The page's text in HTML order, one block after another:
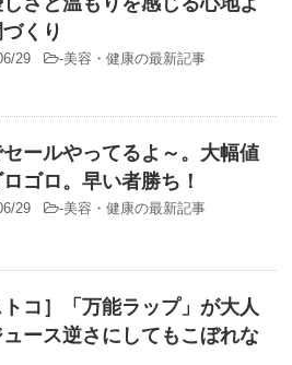
くり
29 -美容・健康の最新記事
ールやってるよ～。大幅値
ゴロ。早い者勝ち！
29 -美容・健康の最新記事
トコ］「万能ラップ」が大人
ース逆さにしてもこぼれな